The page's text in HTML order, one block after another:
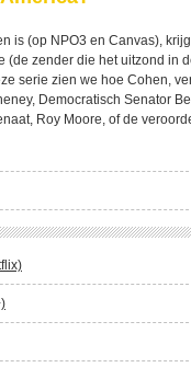
is (op NPO3 en Canvas),
(de zender die het uitzond in
serie zien we hoe Cohen,
Democratisch Senator
Roy Moore, of de